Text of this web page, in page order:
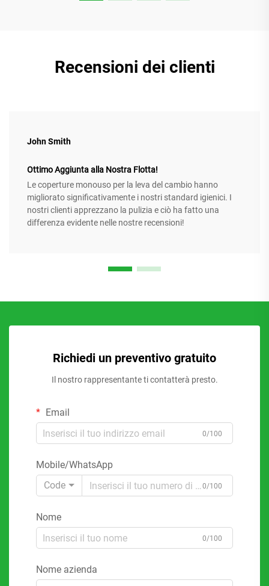
Recensioni dei clienti
John Smith
Ottimo Aggiunta alla Nostra Flotta!
Le coperture monouso per la leva del cambio hanno
migliorato significativamente i nostri standard igienici. I
nostri clienti apprezzano la pulizia e ciò ha fatto una
differenza evidente nelle nostre recensioni!
Richiedi un preventivo gratuito
Il nostro rappresentante ti contatterà presto.
Email
0/100
Mobile/WhatsApp
Code
0/100
Nome
0/100
Nome azienda